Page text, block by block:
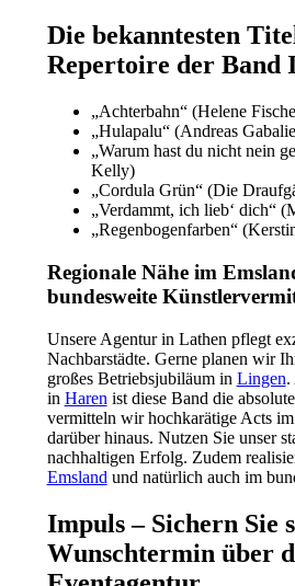
Die bekanntesten
Repertoire der Band
„Achterbahn“ (Helene
„Hulapalu“ (Andreas
„Warum hast du nicht nein
Kelly)
„Cordula Grün“ (Die
„Verdammt, ich lieb‘ dich“
„Regenbogenfarben“
Regionale Nähe im
bundesweite
Unsere Agentur in Lathen pflegt
Nachbarstädte. Gerne planen wir
großes Betriebsjubiläum in Lingen.
in Haren ist diese Band die
vermitteln wir hochkarätige Acts
darüber hinaus. Nutzen Sie unser
nachhaltigen Erfolg. Zudem
Emsland und natürlich auch im
Impuls – Sichern Sie
Wunschtermin über